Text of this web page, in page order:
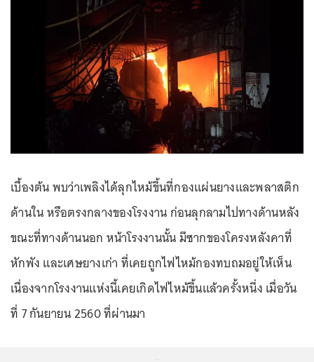
เบื้องต้น พบว่าเพลิงได้ลุกไหม้ขึ้นที่กองแผ่นยางและพลาสติก
ด้านใน หรือตรงกลางของโรงงาน ก่อนลุกลามไปทางด้านหลัง
ขณะที่ทางด้านนอก หน้าโรงงานนั้น มีซากของโครงหลังคาที่
หักพัง และเศษยางเก่า ที่เคยถูกไฟไหม้กองทบถมอยู่ให้เห็น
เนื่องจากโรงงานแห่งนี้เคยเกิดไฟไหม้ขึ้นแล้วครั้งหนึ่ง เมื่อวัน
ที่ 7 กันยายน 2560 ที่ผ่านมา